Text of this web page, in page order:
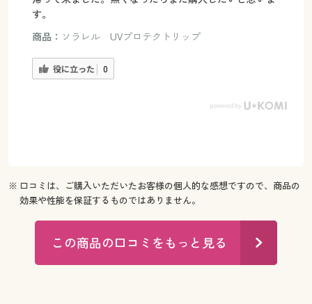
す。
商品： ソラレル UVプロテクトリップ
役に立った 0
※ 口コミは、ご購入いただいたお客様の個人的な感想ですので、商品の
効果や性能を保証するものではありません。
この商品の口コミをもっと見る